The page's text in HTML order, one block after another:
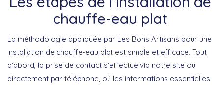
chauffe-eau plat
La méthodologie appliquée par Les Bons Artisans pour une
installation de chauffe-eau plat est simple et efficace. Tout
d’abord, la prise de contact s’effectue via notre site ou
directement par téléphone, où les informations essentielles